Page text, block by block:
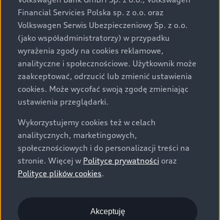
za dopłatą. Wiążące ustalenie ceny, wyposażenia i
specyfikacji pojazdu następują w umowie sprzedaży, a
określenie parametrów technicznych zawiera
świadectwo homologacji typu pojazdu. Zastrzegamy
sobie prawo do zmian i pomyłek. Wszelkie informacje
prezentowane na stronie są aktualne na dzień ich
zamieszczania. W celu uzyskania najnowszych
informacji prosimy kontaktować się z Partnerem Marki
Audi.
Wszystkie produkowane obecnie samochody marki Audi
są wykonywane z materiałów spełniających pod
względem możliwości odzysku i recyklingu wymagania
określone w normie ISO 22628 i są zgodne z
europejskimi świadectwami homologacji wydanymi wg
o.o. podlega obowiązkowi zapewnienia wszystkim
użytkownikom samochodów marki Volkswagen sieci
Financial Servicies Polska sp. z o.o. oraz
Volkswagen Serwis Ubezpieczeniowy Sp. z o.o.
(jako współadministratorzy) w przypadku
wyrażenia zgody na cookies reklamowe,
analityczne i społecznościowe. Użytkownik może
zaakceptować, odrzucić lub zmienić ustawienia
cookies. Może wycofać swoją zgodę zmieniając
ustawienia przeglądarki.
Wykorzystujemy cookies też w celach
analitycznych, marketingowych,
społecznościowych i do personalizacji treści na
stronie. Więcej w Polityce prywatności oraz
Polityce plików cookies.
Akceptuję